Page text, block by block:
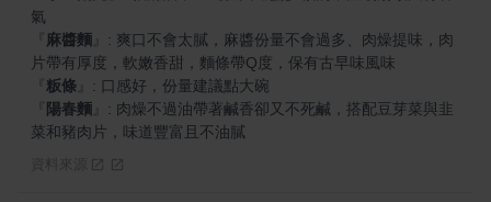
麻醬麵
: 爽口不會太膩，麻醬份量不會過多、肉燥提味，肉
粄條
陽春麵
: 肉燥不過油帶著鹹香卻又不死鹹，搭配豆芽菜與韭
菜和豬肉片，味道豐富且不油膩